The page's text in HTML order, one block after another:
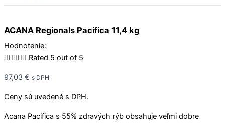
ACANA Regionals Pacifica 11,4 kg
Hodnotenie:
 Rated 5 out of 5
97,03 € s DPH
Ceny sú uvedené s DPH.
Acana Pacifica s 55% zdravých rýb obsahuje veľmi dobre